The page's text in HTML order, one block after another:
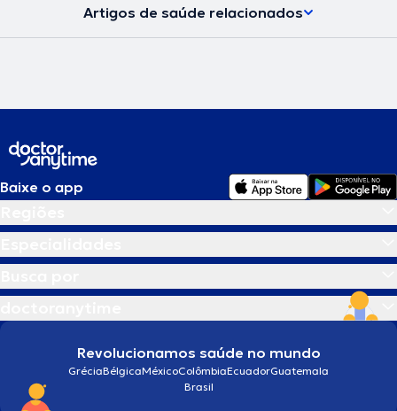
Artigos de saúde relacionados
Baixe o app
Revolucionamos saúde no mundo
GréciaBélgicaMéxicoColômbiaEcuadorGuatemala
Brasil